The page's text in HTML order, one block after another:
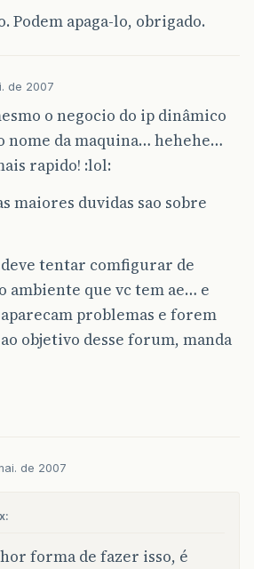
Podem apaga-lo, obrigado.
de 2007
o negocio do ip dinâmico
nome da maquina… hehehe…
rapido! :lol:
maiores duvidas sao sobre
tentar comfigurar de
ambiente que vc tem ae… e
problemas e forem
objetivo desse forum, manda
de 2007
forma de fazer isso, é